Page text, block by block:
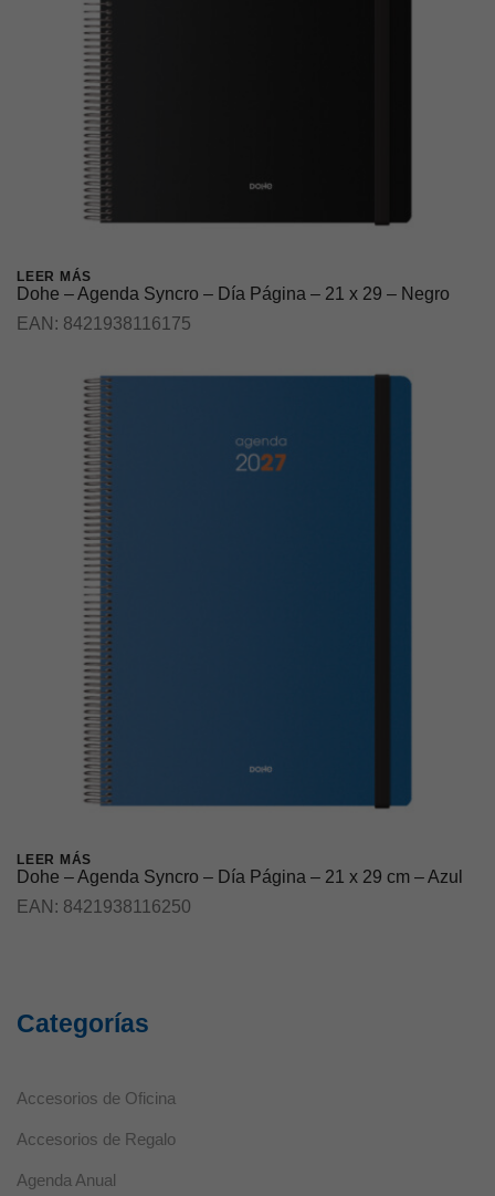
LEER MÁS
Dohe – Agenda Syncro – Día Página – 21 x 29 – Negro
EAN: 8421938116175
LEER MÁS
Dohe – Agenda Syncro – Día Página – 21 x 29 cm – Azul
EAN: 8421938116250
Categorías
Accesorios de Oficina
Accesorios de Regalo
Agenda Anual